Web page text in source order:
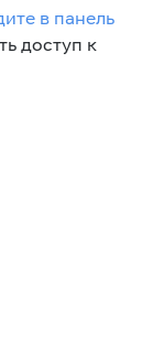
в панель
доступ к